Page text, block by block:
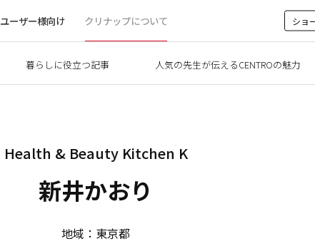
ユーザー様向け クリナップについて ショ
暮らしに役立つ記事 人気の先生が伝えるCENTROの魅力
Health & Beauty Kitchen K
新井かおり
地域：東京都